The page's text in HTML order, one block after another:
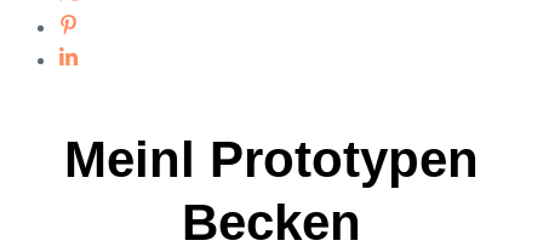
Meinl Prototypen
Becken